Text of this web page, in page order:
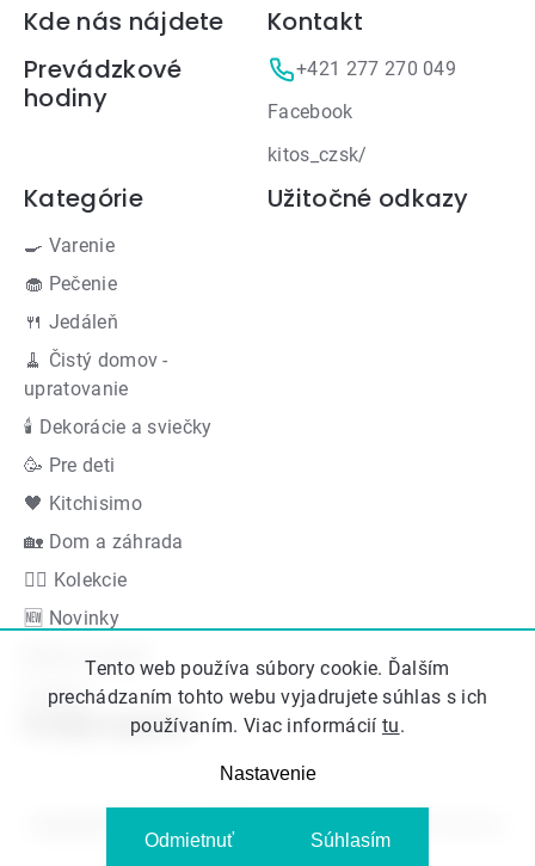
Tento web používa súbory cookie. Ďalším
prechádzaním tohto webu vyjadrujete súhlas s ich
používaním. Viac informácií tu.
Nastavenie
Odmietnuť Súhlasím
Zápätie
Kde nás nájdete
Prevádzkové
hodiny
Kontakt
+421 277 270 049
Facebook
kitos_czsk/
Kategórie
🍳 Varenie
🧁 Pečenie
🍴 Jedáleň
🧹 Čistý domov -
upratovanie
🕯 Dekorácie a sviečky
🥳 Pre deti
🖤 Kitchisimo
🏡 Dom a záhrada
👍🏻 Kolekcie
🆕 Novinky
Akčná ponuka
Značky
Užitočné odkazy
Podporujeme